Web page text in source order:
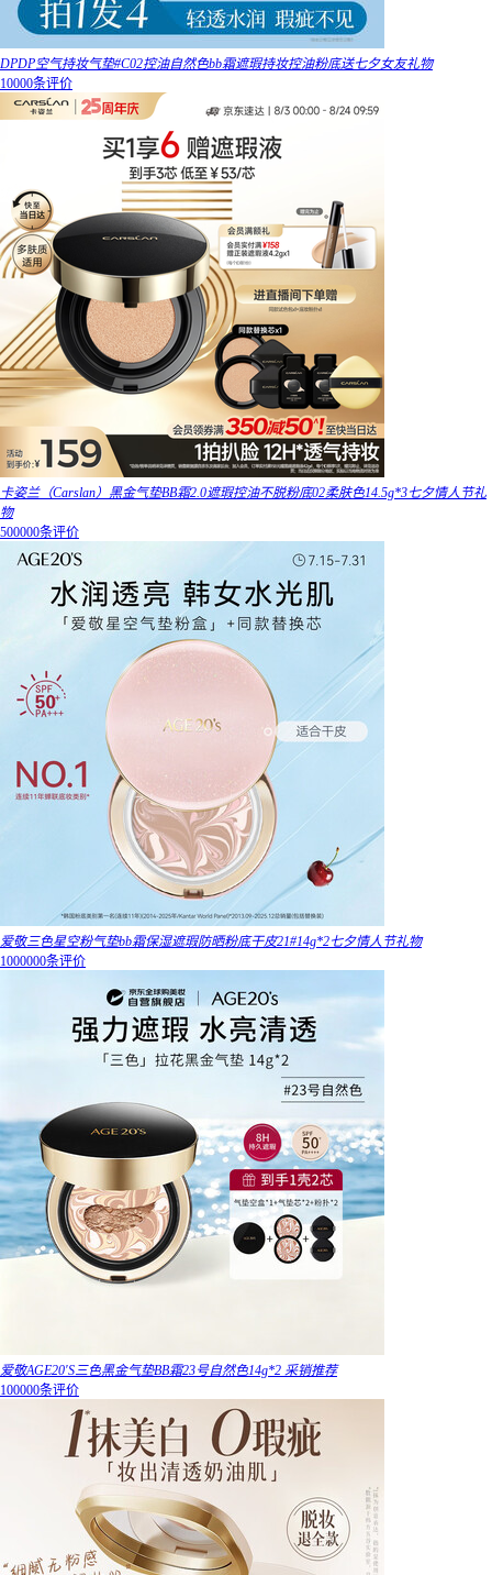
DPDP空气持妆气垫#C02控油自然色bb霜遮瑕持妆控油粉底送七夕女友礼物
10000条评价
卡姿兰（Carslan）黑金气垫BB霜2.0遮瑕控油不脱粉底02柔肤色14.5g*3七夕情人节礼
物
500000条评价
爱敬三色星空粉气垫bb霜保湿遮瑕防晒粉底干皮21#14g*2七夕情人节礼物
1000000条评价
爱敬AGE20'S三色黑金气垫BB霜23号自然色14g*2 采销推荐
100000条评价